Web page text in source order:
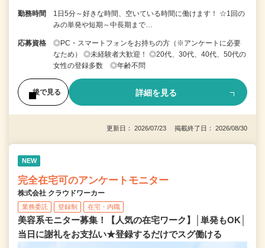
勤務時間
1日5分～好きな時間、空いている時間に働けます！ ☆1回の
みの単発や短期～中長期まで…
応募資格
◎PC・スマートフォンをお持ちの方（※アンケートに必要
なため） ◎未経験者大歓迎！ ◎20代、30代、40代、50代の
女性の登録多数 ◎年齢不問
後で見る 詳細を見る
更新日： 2026/07/23 掲載終了日： 2026/08/30
NEW
完全在宅可のアンケートモニター
株式会社 クラウドワーカー
業務委託 登録制 在宅・内職
美容系モニター募集！【人気の在宅ワーク】│単発もOK│
当日に謝礼をお支払い★登録するだけでスグ働ける